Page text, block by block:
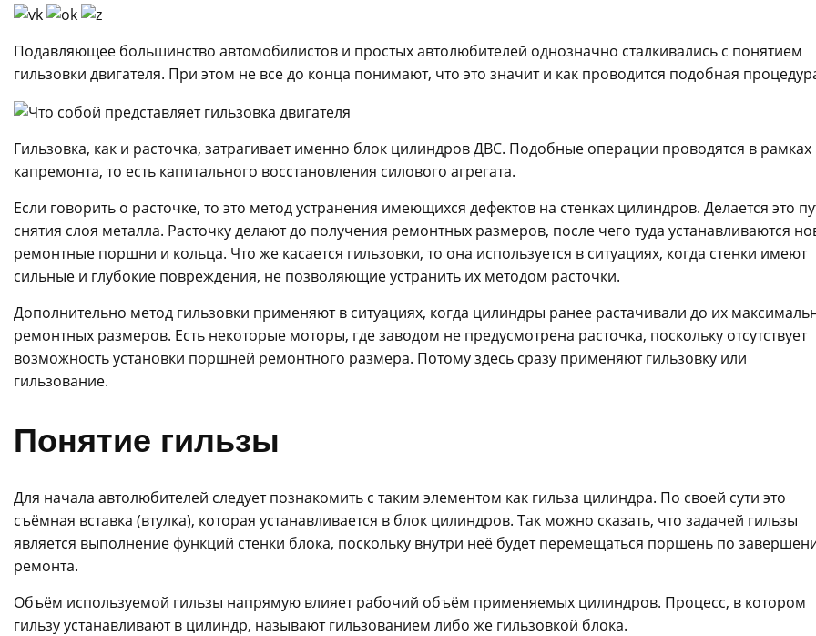
Подавляющее большинство автомобилистов и простых автолюбителей однозначно сталкивались с понятием
гильзовки двигателя. При этом не все до конца понимают, что это значит и как проводится подобная
Гильзовка, как и расточка, затрагивает именно блок цилиндров ДВС. Подобные операции проводятся в рамках
капремонта, то есть капитального восстановления силового агрегата.
Если говорить о расточке, то это метод устранения имеющихся дефектов на стенках цилиндров. Делается это
снятия слоя металла. Расточку делают до получения ремонтных размеров, после чего туда устанавливаются
ремонтные поршни и кольца. Что же касается гильзовки, то она используется в ситуациях, когда стенки имеют
сильные и глубокие повреждения, не позволяющие устранить их методом расточки.
Дополнительно метод гильзовки применяют в ситуациях, когда цилиндры ранее растачивали до их
ремонтных размеров. Есть некоторые моторы, где заводом не предусмотрена расточка, поскольку отсутствует
возможность установки поршней ремонтного размера. Потому здесь сразу применяют гильзовку или
гильзование.
Понятие гильзы
Для начала автолюбителей следует познакомить с таким элементом как гильза цилиндра. По своей сути это
съёмная вставка (втулка), которая устанавливается в блок цилиндров. Так можно сказать, что задачей гильзы
является выполнение функций стенки блока, поскольку внутри неё будет перемещаться поршень по
ремонта.
Объём используемой гильзы напрямую влияет рабочий объём применяемых цилиндров. Процесс, в котором
гильзу устанавливают в цилиндр, называют гильзованием либо же гильзовкой блока.